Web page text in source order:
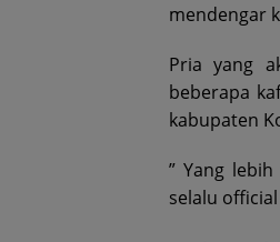
mendengar
Pria yang
beberapa
kabupaten
” Yang
selalu